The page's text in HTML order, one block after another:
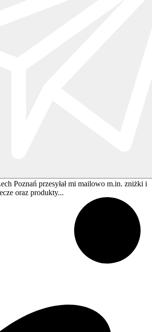
Poznań przesyłał mi mailowo m.in. zniżki i
oraz produkty...